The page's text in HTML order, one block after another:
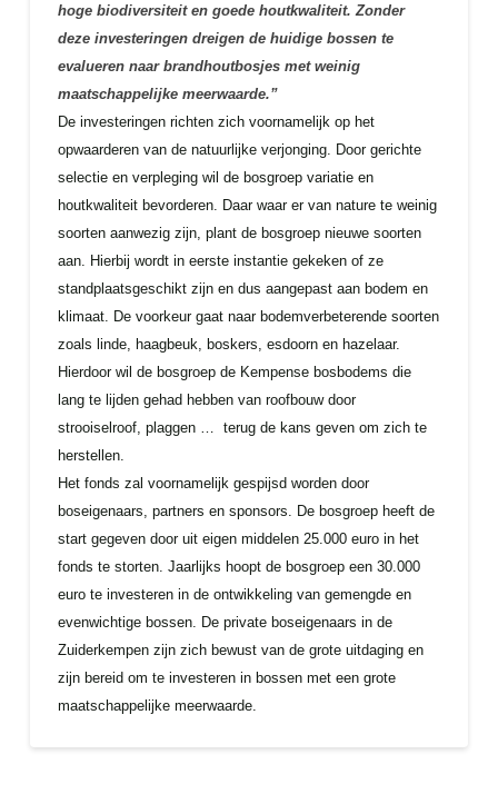
hoge biodiversiteit en goede houtkwaliteit. Zonder
deze investeringen dreigen de huidige bossen te
evalueren naar brandhoutbosjes met weinig
maatschappelijke meerwaarde.”
De investeringen richten zich voornamelijk op het
opwaarderen van de natuurlijke verjonging. Door gerichte
selectie en verpleging wil de bosgroep variatie en
houtkwaliteit bevorderen. Daar waar er van nature te weinig
soorten aanwezig zijn, plant de bosgroep nieuwe soorten
aan. Hierbij wordt in eerste instantie gekeken of ze
standplaatsgeschikt zijn en dus aangepast aan bodem en
klimaat. De voorkeur gaat naar bodemverbeterende soorten
zoals linde, haagbeuk, boskers, esdoorn en hazelaar.
Hierdoor wil de bosgroep de Kempense bosbodems die
lang te lijden gehad hebben van roofbouw door
strooiselroof, plaggen … terug de kans geven om zich te
herstellen.
Het fonds zal voornamelijk gespijsd worden door
boseigenaars, partners en sponsors. De bosgroep heeft de
start gegeven door uit eigen middelen 25.000 euro in het
fonds te storten. Jaarlijks hoopt de bosgroep een 30.000
euro te investeren in de ontwikkeling van gemengde en
evenwichtige bossen. De private boseigenaars in de
Zuiderkempen zijn zich bewust van de grote uitdaging en
zijn bereid om te investeren in bossen met een grote
maatschappelijke meerwaarde.